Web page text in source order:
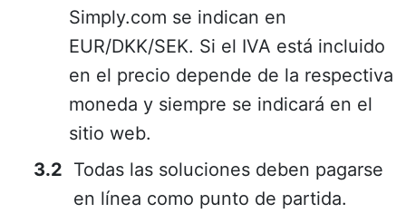
Simply.com se indican en
EUR/DKK/SEK. Si el IVA está incluido
en el precio depende de la respectiva
moneda y siempre se indicará en el
sitio web.
Todas las soluciones deben pagarse
en línea como punto de partida.